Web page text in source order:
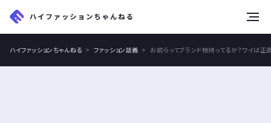
ハイファッションちゃんねる ファッション談義 お前らってブランド物持ってるか？ワイは